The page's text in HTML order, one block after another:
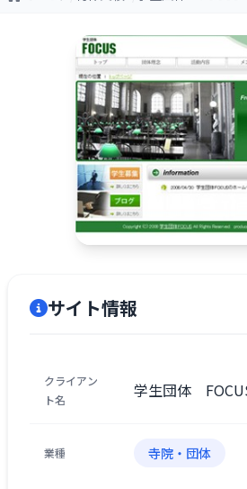
サイト情報
クライアン
ト名
学生団体
業種 寺院・団体